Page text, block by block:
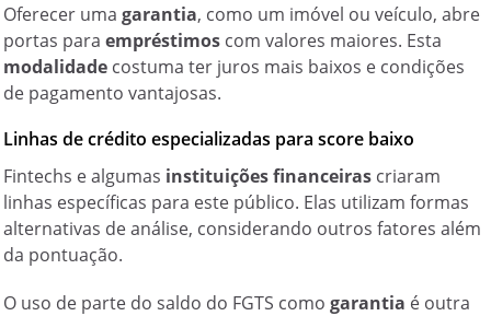
Oferecer umagarantia, como um imóvel ou veículo, abre
portas paraempréstimos com valores maiores. Esta
modalidade costuma ter juros mais baixos e condições
de pagamento vantajosas.
Linhas de crédito especializadas para score baixo
Fintechs e algumas instituições financeiras criaram
linhas específicas para este público. Elas utilizam formas
alternativas de análise, considerando outros fatores além
da pontuação.
O uso de parte do saldo do FGTS comogarantia é outra